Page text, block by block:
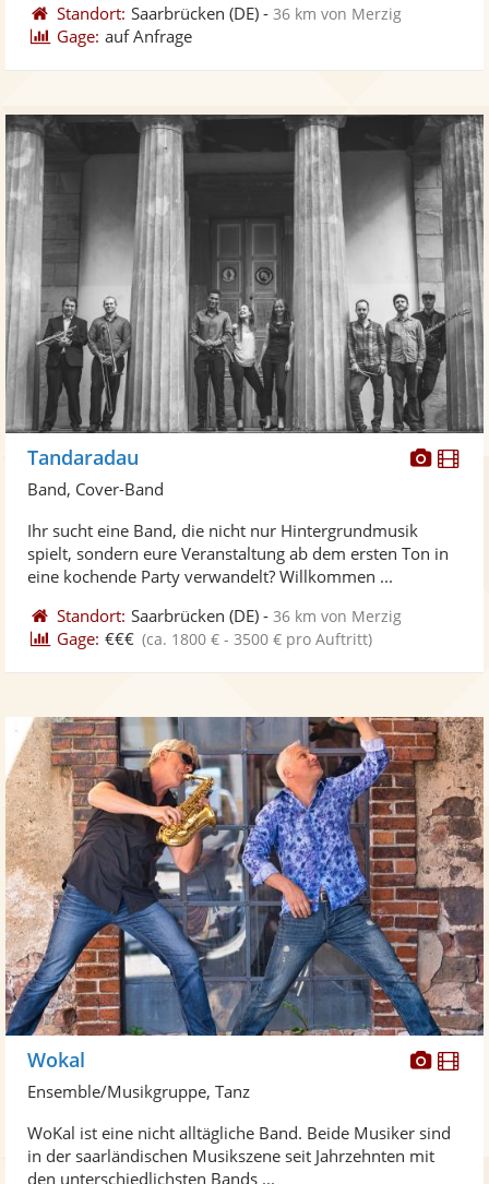
Standort: Saarbrücken (DE) -36 km von Merzig
Gage: auf Anfrage
Tandaradau
Band, Cover-Band
Ihr sucht eine Band, die nicht nur Hintergrundmusik
spielt, sondern eure Veranstaltung ab dem ersten Ton in
eine kochende Party verwandelt? Willkommen ...
Standort: Saarbrücken (DE) -36 km von Merzig
Gage: €€€ (ca. 1800 € - 3500 € pro Auftritt)
Fotos
Wokal
Ensemble/Musikgruppe, Tanz
WoKal ist eine nicht alltägliche Band. Beide Musiker sind
in der saarländischen Musikszene seit Jahrzehnten mit
den unterschiedlichsten Bands ...